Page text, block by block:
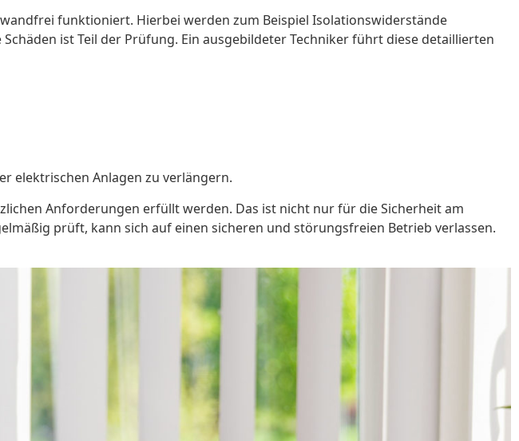
funktioniert. Hierbei werden zum Beispiel Isolationswiderstände
ist Teil der Prüfung. Ein ausgebildeter Techniker führt diese detaillierten
elektrischen Anlagen zu verlängern.
Anforderungen erfüllt werden. Das ist nicht nur für die Sicherheit am
prüft, kann sich auf einen sicheren und störungsfreien Betrieb verlassen.